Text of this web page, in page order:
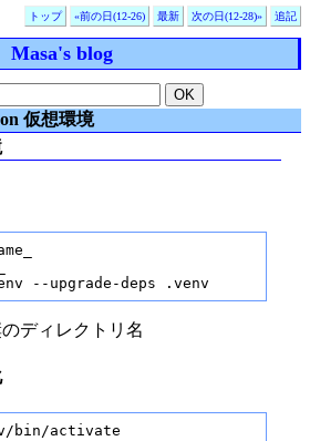
トップ «前の日(12-26) 最新 次の日(12-28)» 追記
Masa's blog
仮想環境
--upgrade-deps .venv
ディレクトリ名
bin/activate